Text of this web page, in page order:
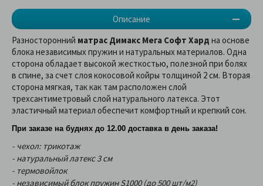
Описание
Разносторонний матрас Димакс Мега Софт Хард на основе
блока независимых пружин и натуральных материалов. Одна
сторона обладает высокой жесткостью, полезной при болях
в спине, за счет слоя кокосовой койры толщиной 2 см. Вторая
сторона мягкая, так как там расположен слой
трехсантиметровый слой натурального латекса. Этот
эластичный материал обеспечит комфортный и крепкий сон.
При заказе на буднях до 12.00 доставка в день заказа!
- чехол: трикотаж
- натуральный латекс 3 см
- термовойлок
- независимый блок пружин S1000 (до 500 шт/м2)